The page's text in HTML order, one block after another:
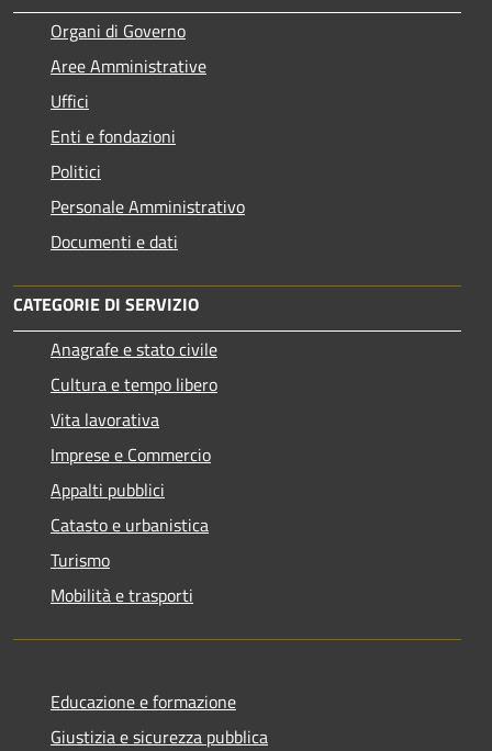
Organi di Governo
Aree Amministrative
Uffici
Enti e fondazioni
Politici
Personale Amministrativo
Documenti e dati
CATEGORIE DI SERVIZIO
Anagrafe e stato civile
Cultura e tempo libero
Vita lavorativa
Imprese e Commercio
Appalti pubblici
Catasto e urbanistica
Turismo
Mobilità e trasporti
Educazione e formazione
Giustizia e sicurezza pubblica